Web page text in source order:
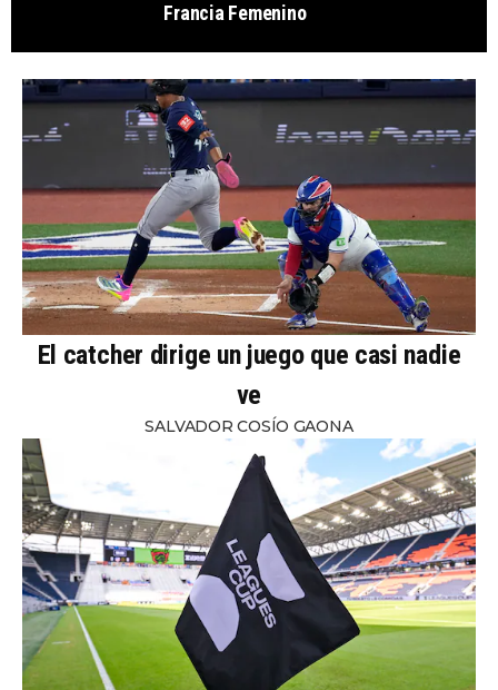
Francia Femenino
El catcher dirige un juego que casi nadie
ve
SALVADOR COSÍO GAONA